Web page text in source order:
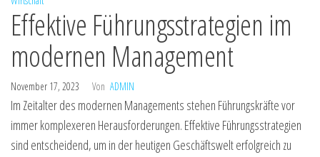
Effektive Führungsstrategien im
modernen Management
November 17, 2023 Von ADMIN
Im Zeitalter des modernen Managements stehen Führungskräfte vor
immer komplexeren Herausforderungen. Effektive Führungsstrategien
sind entscheidend, um in der heutigen Geschäftswelt erfolgreich zu